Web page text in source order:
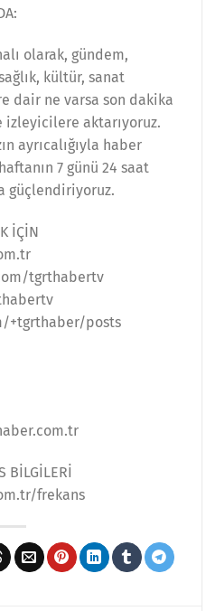
olarak, gündem,
kültür, sanat
dair ne varsa son dakika
izleyicilere aktarıyoruz.
ayrıcalığıyla haber
7 günü 24 saat
güçlendiriyoruz.
İÇİN
tgrthabertv
+tgrthaber/posts
BİLGİLERİ
frekans